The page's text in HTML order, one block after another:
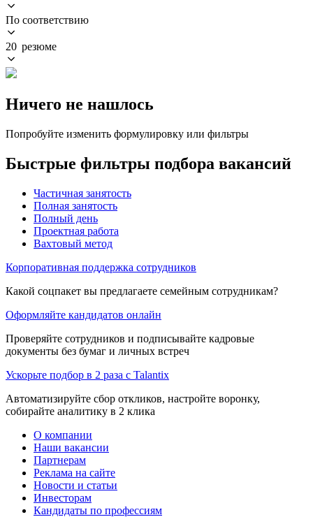
По соответствию
20 резюме
Ничего не нашлось
Попробуйте изменить формулировку или фильтры
Быстрые фильтры подбора вакансий
Частичная занятость
Полная занятость
Полный день
Проектная работа
Вахтовый метод
Корпоративная поддержка сотрудников
Какой соцпакет вы предлагаете семейным сотрудникам?
Оформляйте кандидатов онлайн
Проверяйте сотрудников и подписывайте кадровые
документы без бумаг и личных встреч
Ускорьте подбор в 2 раза с Talantix
Автоматизируйте сбор откликов, настройте воронку,
собирайте аналитику в 2 клика
О компании
Наши вакансии
Партнерам
Реклама на сайте
Новости и статьи
Инвесторам
Кандидаты по профессиям